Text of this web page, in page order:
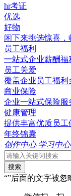
hr考证
优选
好物
闲下来挑选惊喜
员工福利
一站式企业薪酬福
员工关爱
覆盖企业员工福利
商业保险
企业一站式保险服
健康管理
提供丰富优质员工
年终锦囊
创作中心 学习中心
搜索
“”后面的文字被忽